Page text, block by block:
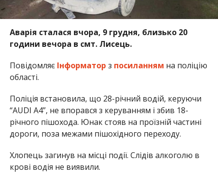
Аварія сталася вчора, 9 грудня, близько 20
години вечора в смт. Лисець.
Повідомляє Інформатор з посиланням на поліцію
області.
Поліція встановила, що 28-річний водій, керуючи
“AUDI A4”, не впорався з керуванням і збив 18-
річного пішохода. Юнак стояв на проїзній частині
дороги, поза межами пішохідного переходу.
Хлопець загинув на місці події. Слідів алкоголю в
крові водія не виявили.